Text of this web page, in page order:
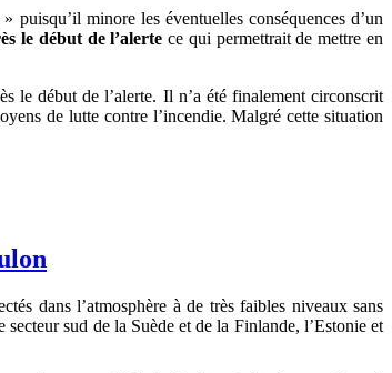
minore les éventuelles conséquences d’un
le début de l’alertece qui permettrait de mettre en
le début de l’alerte. Il n’a été finalement circonscrit
de lutte contre l’incendie. Malgré cette situation
dans l’atmosphère à de très faibles niveaux sans
sud de la Suède et de la Finlande, l’Estonie et